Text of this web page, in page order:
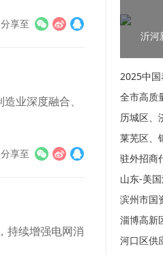
分享至
业深度融合、
分享至
持续增强电网消
沂河
全市高质
历城区、
莱芜区、
驻外招商
河口区供